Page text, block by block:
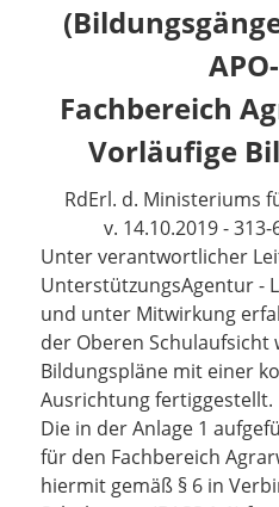
Fachbereich
Vorläufige
RdErl. d. Ministeriums
v. 14.10.2019 -
Unter verantwortlicher
UnterstützungsAgentur -
und unter Mitwirkung
der Oberen Schulaufsicht
Bildungspläne mit einer
Ausrichtung fertiggestellt.
Die in der Anlage 1
für den Fachbereich
hiermit gemäß § 6 in